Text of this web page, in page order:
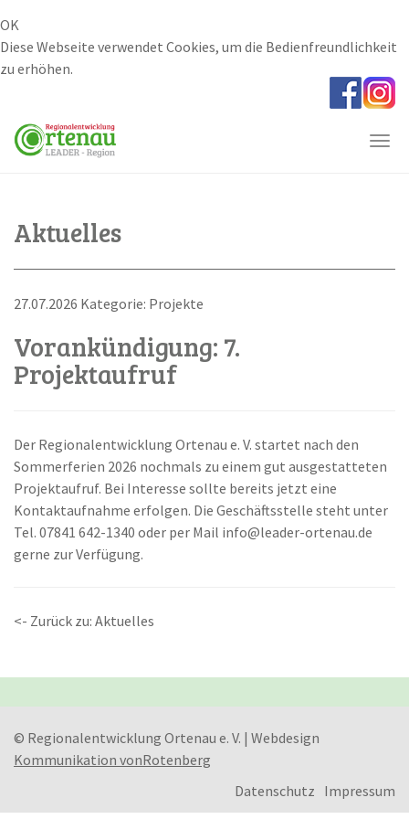
OK
Diese Webseite verwendet Cookies, um die Bedienfreundlichkeit
zu erhöhen.
main
content
Aktuelles
27.07.2026 Kategorie: Projekte
Vorankündigung: 7.
Projektaufruf
Der Regionalentwicklung Ortenau e. V. startet nach den
Sommerferien 2026 nochmals zu einem gut ausgestatteten
Projektaufruf. Bei Interesse sollte bereits jetzt eine
Kontaktaufnahme erfolgen. Die Geschäftsstelle steht unter
Tel. 07841 642-1340 oder per Mail info@leader-ortenau.de
gerne zur Verfügung.
<- Zurück zu: Aktuelles
© Regionalentwicklung Ortenau e. V. | Webdesign
Kommunikation vonRotenberg
Impressum
Datenschutz